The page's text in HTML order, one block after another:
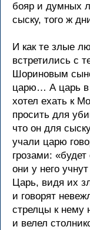
бояр и думных
сыску, того ж
И как те злые
встретились с
Шориновым
царю… А царь в
хотел ехать к
просить для
что он для
учали царю
грозами:
они у него
Царь, видя их
и говорят
стрелцы к нему
и велел